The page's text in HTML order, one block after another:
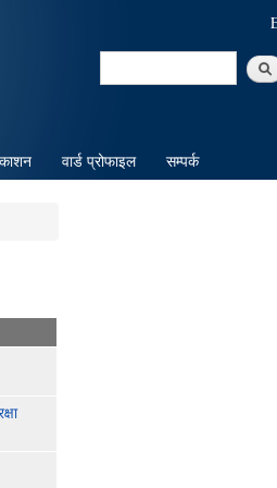
Search
वार्ड प्रोफाइल सम्पर्क